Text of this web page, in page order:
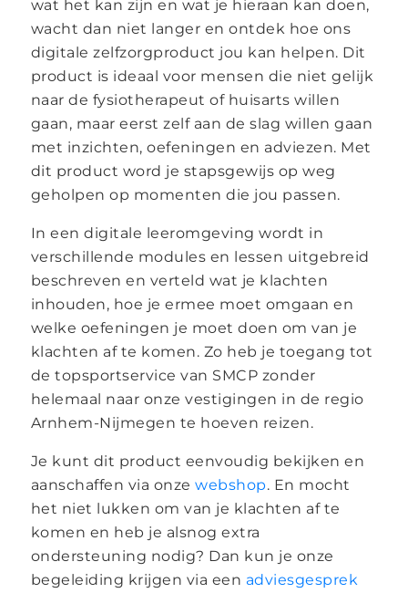
wat het kan zijn en wat je hieraan kan doen,
wacht dan niet langer en ontdek hoe ons
digitale zelfzorgproduct jou kan helpen. Dit
product is ideaal voor mensen die niet gelijk
naar de fysiotherapeut of huisarts willen
gaan, maar eerst zelf aan de slag willen gaan
met inzichten, oefeningen en adviezen. Met
dit product word je stapsgewijs op weg
geholpen op momenten die jou passen.
In een digitale leeromgeving wordt in
verschillende modules en lessen uitgebreid
beschreven en verteld wat je klachten
inhouden, hoe je ermee moet omgaan en
welke oefeningen je moet doen om van je
klachten af te komen. Zo heb je toegang tot
de topsportservice van SMCP zonder
helemaal naar onze vestigingen in de regio
Arnhem-Nijmegen te hoeven reizen.
Je kunt dit product eenvoudig bekijken en
aanschaffen via onzewebshop. En mocht
het niet lukken om van je klachten af te
komen en heb je alsnog extra
ondersteuning nodig? Dan kun je onze
begeleiding krijgen via een adviesgesprek